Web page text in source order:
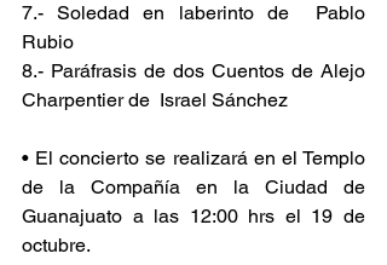
7.- Soledad en laberinto de  Pablo
Rubio
8.- Paráfrasis de dos Cuentos de Alejo
Charpentier de  Israel Sánchez
• El concierto se realizará en el Templo
de la Compañía en la Ciudad de
Guanajuato a las 12:00 hrs el 19 de
octubre.